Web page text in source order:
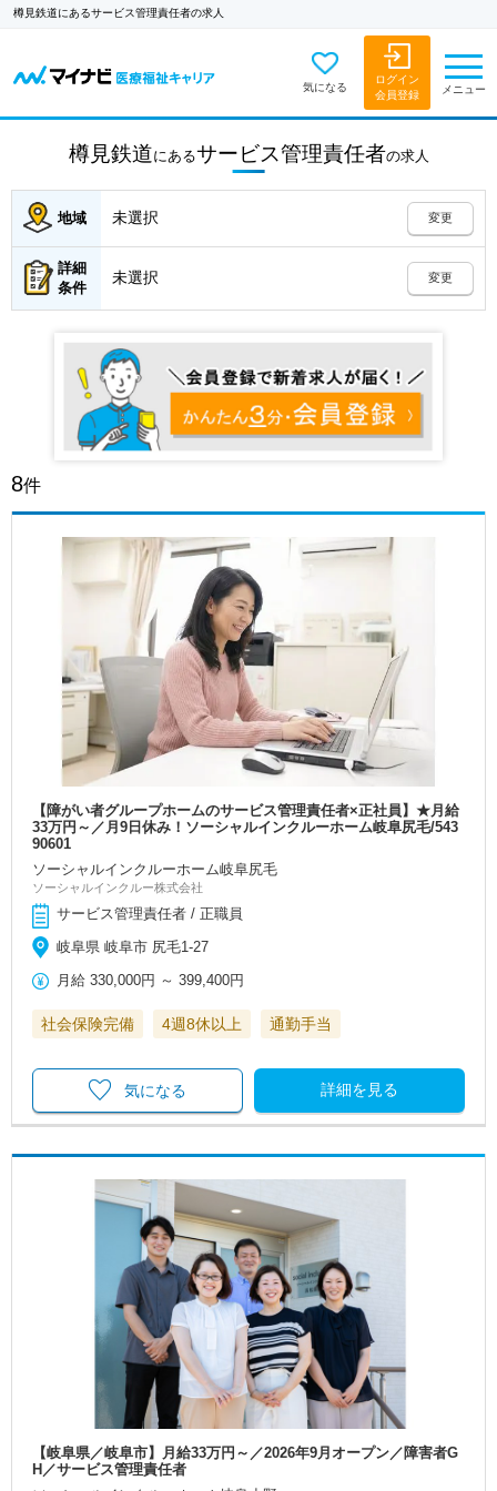
樽見鉄道にあるサービス管理責任者の求人
気になる
ログイン
会員登録
メニュー
樽見鉄道にあるサービス管理責任者の求人
地域 未選択 変更
詳細
条件
未選択 変更
8件
【障がい者グループホームのサービス管理責任者×正社員】★月給
33万円～／月9日休み！ソーシャルインクルーホーム岐阜尻毛/543
90601
ソーシャルインクルーホーム岐阜尻毛
ソーシャルインクルー株式会社
サービス管理責任者 / 正職員
岐阜県 岐阜市 尻毛1-27
月給 330,000円 ～399,400円
社会保険完備 4週8休以上 通勤手当
詳細を見る
気になる
【岐阜県／岐阜市】月給33万円～／2026年9月オープン／障害者G
H／サービス管理責任者